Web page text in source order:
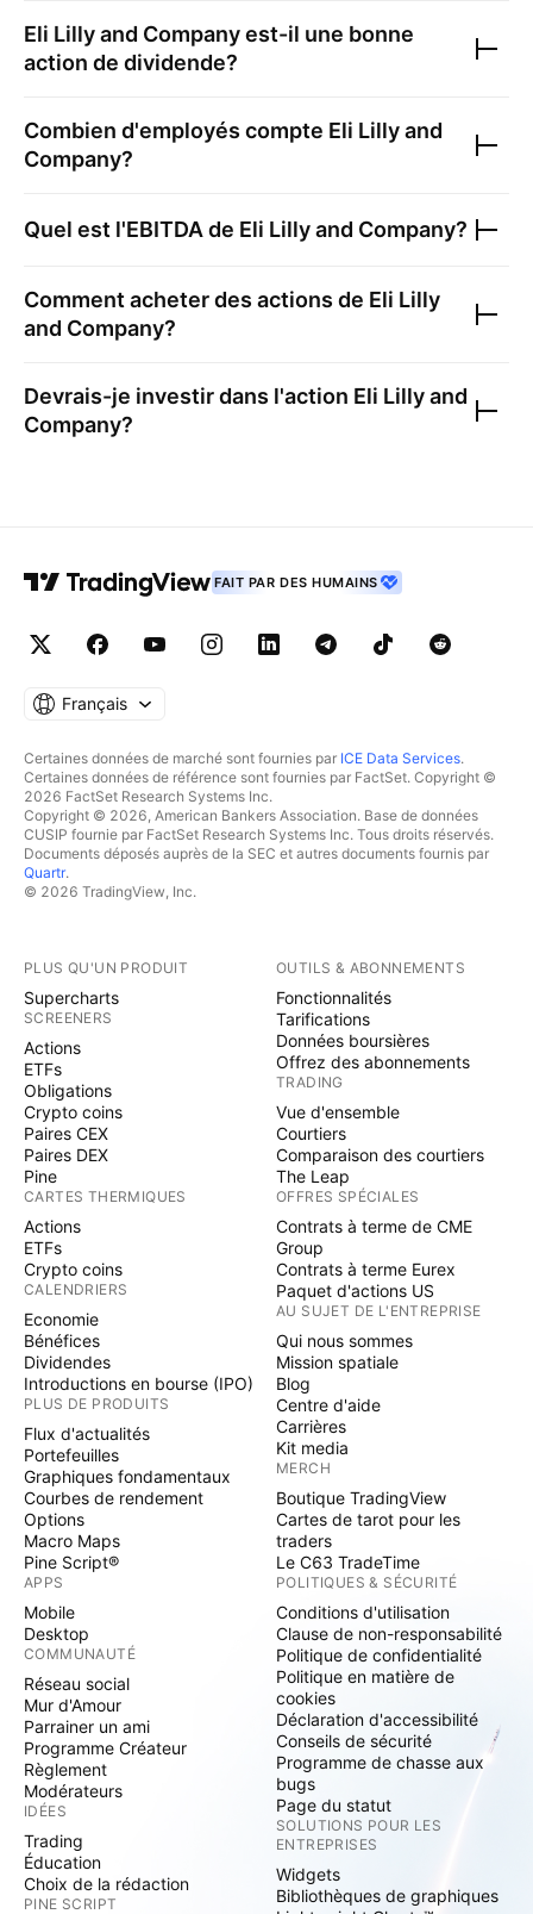
Eli Lilly and Companyest-il une bonne
action de dividende?
Combien d'employés compte Eli Lilly and
Company?
Quel est l'EBITDA de Eli Lilly and Company?
Comment acheter des actions de Eli Lilly
and Company?
Devrais-je investir dans l'action Eli Lilly and
Company?
FAIT PAR DES HUMAINS
Français
Certaines données de marché sont fournies par ICE Data Services.
Certaines données de référence sont fournies par FactSet. Copyright ©
2026 FactSet Research Systems Inc.
Copyright © 2026, American Bankers Association. Base de données
CUSIP fournie par FactSet Research Systems Inc. Tous droits réservés.
Documents déposés auprès de la SEC et autres documents fournis par
Quartr.
© 2026 TradingView, Inc.
PLUS QU'UN PRODUIT
Supercharts
SCREENERS
Actions
ETFs
Obligations
Crypto coins
Paires CEX
Paires DEX
Pine
CARTES THERMIQUES
Actions
ETFs
Crypto coins
CALENDRIERS
Economie
Bénéfices
Dividendes
Introductions en bourse (IPO)
PLUS DE PRODUITS
Flux d'actualités
Portefeuilles
Graphiques fondamentaux
Courbes de rendement
Options
Macro Maps
Pine Script®
APPS
Mobile
Desktop
COMMUNAUTÉ
Réseau social
Mur d'Amour
Parrainer un ami
Programme Créateur
Règlement
Modérateurs
IDÉES
Trading
Éducation
Choix de la rédaction
PINE SCRIPT
OUTILS & ABONNEMENTS
Fonctionnalités
Tarifications
Données boursières
Offrez des abonnements
TRADING
Vue d'ensemble
Courtiers
Comparaison des courtiers
The Leap
OFFRES SPÉCIALES
Contrats à terme de CME
Group
Contrats à terme Eurex
Paquet d'actions US
AU SUJET DE L'ENTREPRISE
Qui nous sommes
Mission spatiale
Blog
Centre d'aide
Carrières
Kit media
MERCH
Boutique TradingView
Cartes de tarot pour les
traders
Le C63 TradeTime
POLITIQUES & SÉCURITÉ
Conditions d'utilisation
Clause de non-responsabilité
Politique de confidentialité
Politique en matière de
cookies
Déclaration d'accessibilité
Conseils de sécurité
Programme de chasse aux
bugs
Page du statut
SOLUTIONS POUR LES
ENTREPRISES
Widgets
Bibliothèques de graphiques